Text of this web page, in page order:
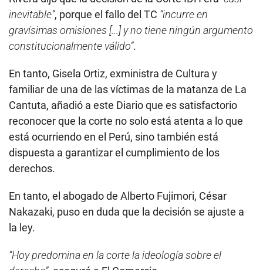
inevitable”, porque el fallo del TC “incurre en
gravísimas omisiones [...] y no tiene ningún argumento
constitucionalmente válido”.
En tanto, Gisela Ortiz, exministra de Cultura y
familiar de una de las víctimas de la matanza de La
Cantuta, añadió a este Diario que es satisfactorio
reconocer que la corte no solo está atenta a lo que
está ocurriendo en el Perú, sino también está
dispuesta a garantizar el cumplimiento de los
derechos.
En tanto, el abogado de Alberto Fujimori, César
Nakazaki, puso en duda que la decisión se ajuste a
la ley.
“Hoy predomina en la corte la ideología sobre el